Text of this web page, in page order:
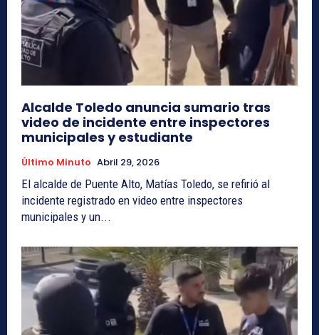
Alcalde Toledo anuncia sumario tras
video de incidente entre inspectores
municipales y estudiante
Último Minuto Abril 29, 2026
El alcalde de Puente Alto, Matías Toledo, se refirió al
incidente registrado en video entre inspectores
municipales y un...